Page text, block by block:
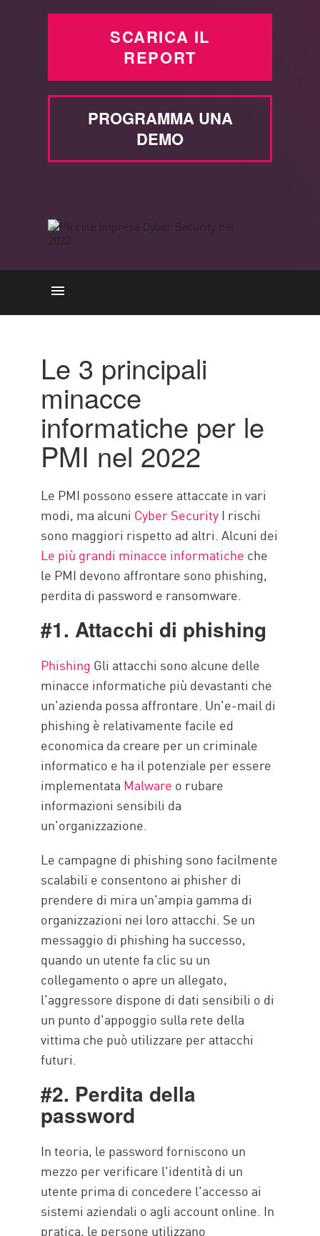
SCARICA IL
REPORT
PROGRAMMA UNA
DEMO
Check Point Solution
Le 3 principali
minacce
informatiche per le
PMI nel 2022
Le PMI possono essere attaccate in vari
modi, ma alcuni Cyber SecurityI rischi
sono maggiori rispetto ad altri. Alcuni dei
Le più grandi minacce informatiche che
le PMI devono affrontare sono phishing,
perdita di password e ransomware.
#1. Attacchi di phishing
Phishing Gli attacchi sono alcune delle
minacce informatiche più devastanti che
un'azienda possa affrontare. Un'e-mail di
phishing è relativamente facile ed
economica da creare per un criminale
informatico e ha il potenziale per essere
implementata Malware o rubare
informazioni sensibili da
un'organizzazione.
Le campagne di phishing sono facilmente
scalabili e consentono ai phisher di
prendere di mira un'ampia gamma di
organizzazioni nei loro attacchi. Se un
messaggio di phishing ha successo,
quando un utente fa clic su un
collegamento o apre un allegato,
l'aggressore dispone di dati sensibili o di
un punto d'appoggio sulla rete della
vittima che può utilizzare per attacchi
futuri.
#2. Perdita della
password
In teoria, le password forniscono un
mezzo per verificare l'identità di un
utente prima di concedere l'accesso ai
sistemi aziendali o agli account online. In
pratica, le persone utilizzano